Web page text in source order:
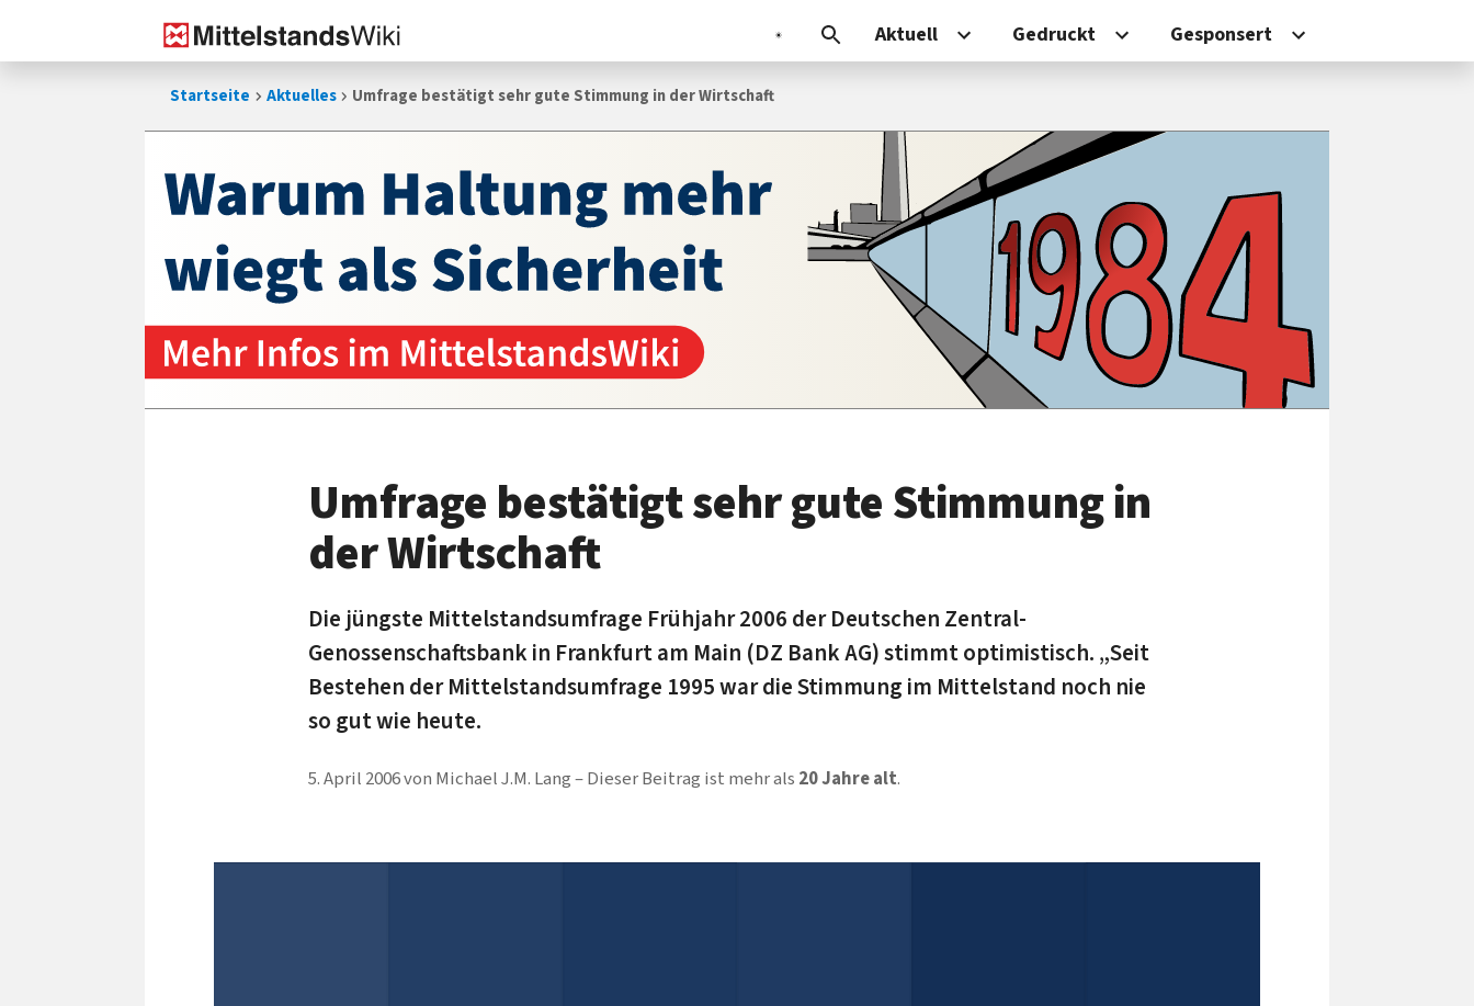
Aktuell Gedruckt Gesponsert
Startseite Aktuelles Umfrage bestätigt sehr gute Stimmung in der Wirtschaft
Umfrage bestätigt sehr gute Stimmung in
der Wirtschaft
Die jüngste Mittelstandsumfrage Frühjahr 2006 der Deutschen Zentral-
Genossenschaftsbank in Frankfurt am Main (DZ Bank AG) stimmt optimistisch. „Seit
Bestehen der Mittelstandsumfrage 1995 war die Stimmung im Mittelstand noch nie
so gut wie heute.
5. April 2006von Michael J.M. Lang Dieser Beitrag ist mehr als 20 Jahre alt.